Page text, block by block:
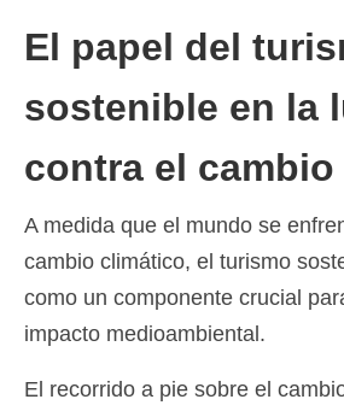
El papel del
sostenible en la
contra el
A medida que el mundo se
cambio climático, el turismo
como un componente crucial
impacto medioambiental.
El recorrido a pie sobre el